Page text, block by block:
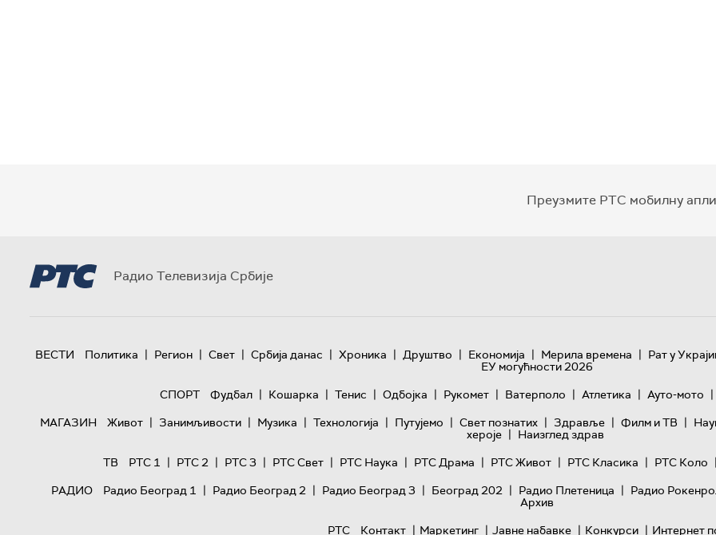
Преузмите РТС мобилну
Радио Телевизија Србије
ВЕСТИ Политика | Регион | Свет | Србија данас | Хроника | Друштво | Економија | Мерила времена | Рат у
ЕУ могућности 2026
СПОРТ
Фудбал | Кошарка | Тенис | Одбојка | Рукомет | Ватерполо | Атлетика | Ауто-мото |
МАГАЗИН Живот | Занимљивости | Музика | Технологијa | Путујемо | Свет познатих | Здравље | Филм и ТВ |
хероје | Наизглед здрав
ТВ
РТС 1 | РТС 2 | РТС 3 | РТС Свет | РТС Наука | РТС Драма | РТС Живот | РТС Класика | РТС Коло
РАДИО Радио Београд 1 | Радио Београд 2 | Радио Београд 3 | Београд 202 | Радио Плетеница | Радио
Архив
РТС
Контакт | Маркетинг | Јавне набавке | Конкурси | Интернет